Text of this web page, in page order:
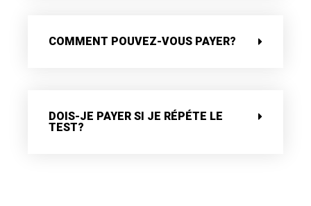
COMMENT POUVEZ-VOUS PAYER?
DOIS-JE PAYER SI JE RÉPÉTE LE
TEST?